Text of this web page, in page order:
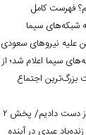
فهرست کامل
شبکه‌های سیما
علیه نیروهای سعودی
سیما اعلام شد؛ از
بزرگ‌ترین اجتماع
هنرمند منحصر‌به‌فردی را از دست دادیم/ پخش ۲
عبدی در آینده